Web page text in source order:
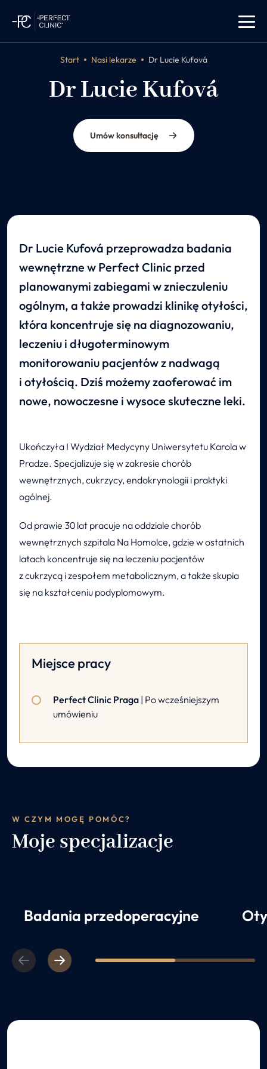
Start Nasi lekarze Dr Lucie Kufová
Dr Lucie Kufová
internista
Umów konsultację
Dr Lucie Kufová przeprowadza badania
wewnętrzne w Perfect Clinic przed
planowanymi zabiegami w znieczuleniu
ogólnym, a także prowadzi klinikę otyłości,
która koncentruje się na diagnozowaniu,
leczeniu i długoterminowym
monitorowaniu pacjentów z nadwagą
i otyłością. Dziś możemy zaoferować im
nowe, nowoczesne i wysoce skuteczne leki.
Ukończyła I Wydział Medycyny Uniwersytetu Karola w
Pradze. Specjalizuje się w zakresie chorób
wewnętrznych, cukrzycy, endokrynologii i praktyki
ogólnej.
Od prawie 30 lat pracuje na oddziale chorób
wewnętrznych szpitala Na Homolce, gdzie w ostatnich
latach koncentruje się na leczeniu pacjentów
z cukrzycą i zespołem metabolicznym, a także skupia
się na kształceniu podyplomowym.
Miejsce pracy
Perfect Clinic Praga | Po wcześniejszym
umówieniu
W CZYM MOGĘ POMÓC?
Moje specjalizacje
Badania przedoperacyjne
PreviousNext 1 2